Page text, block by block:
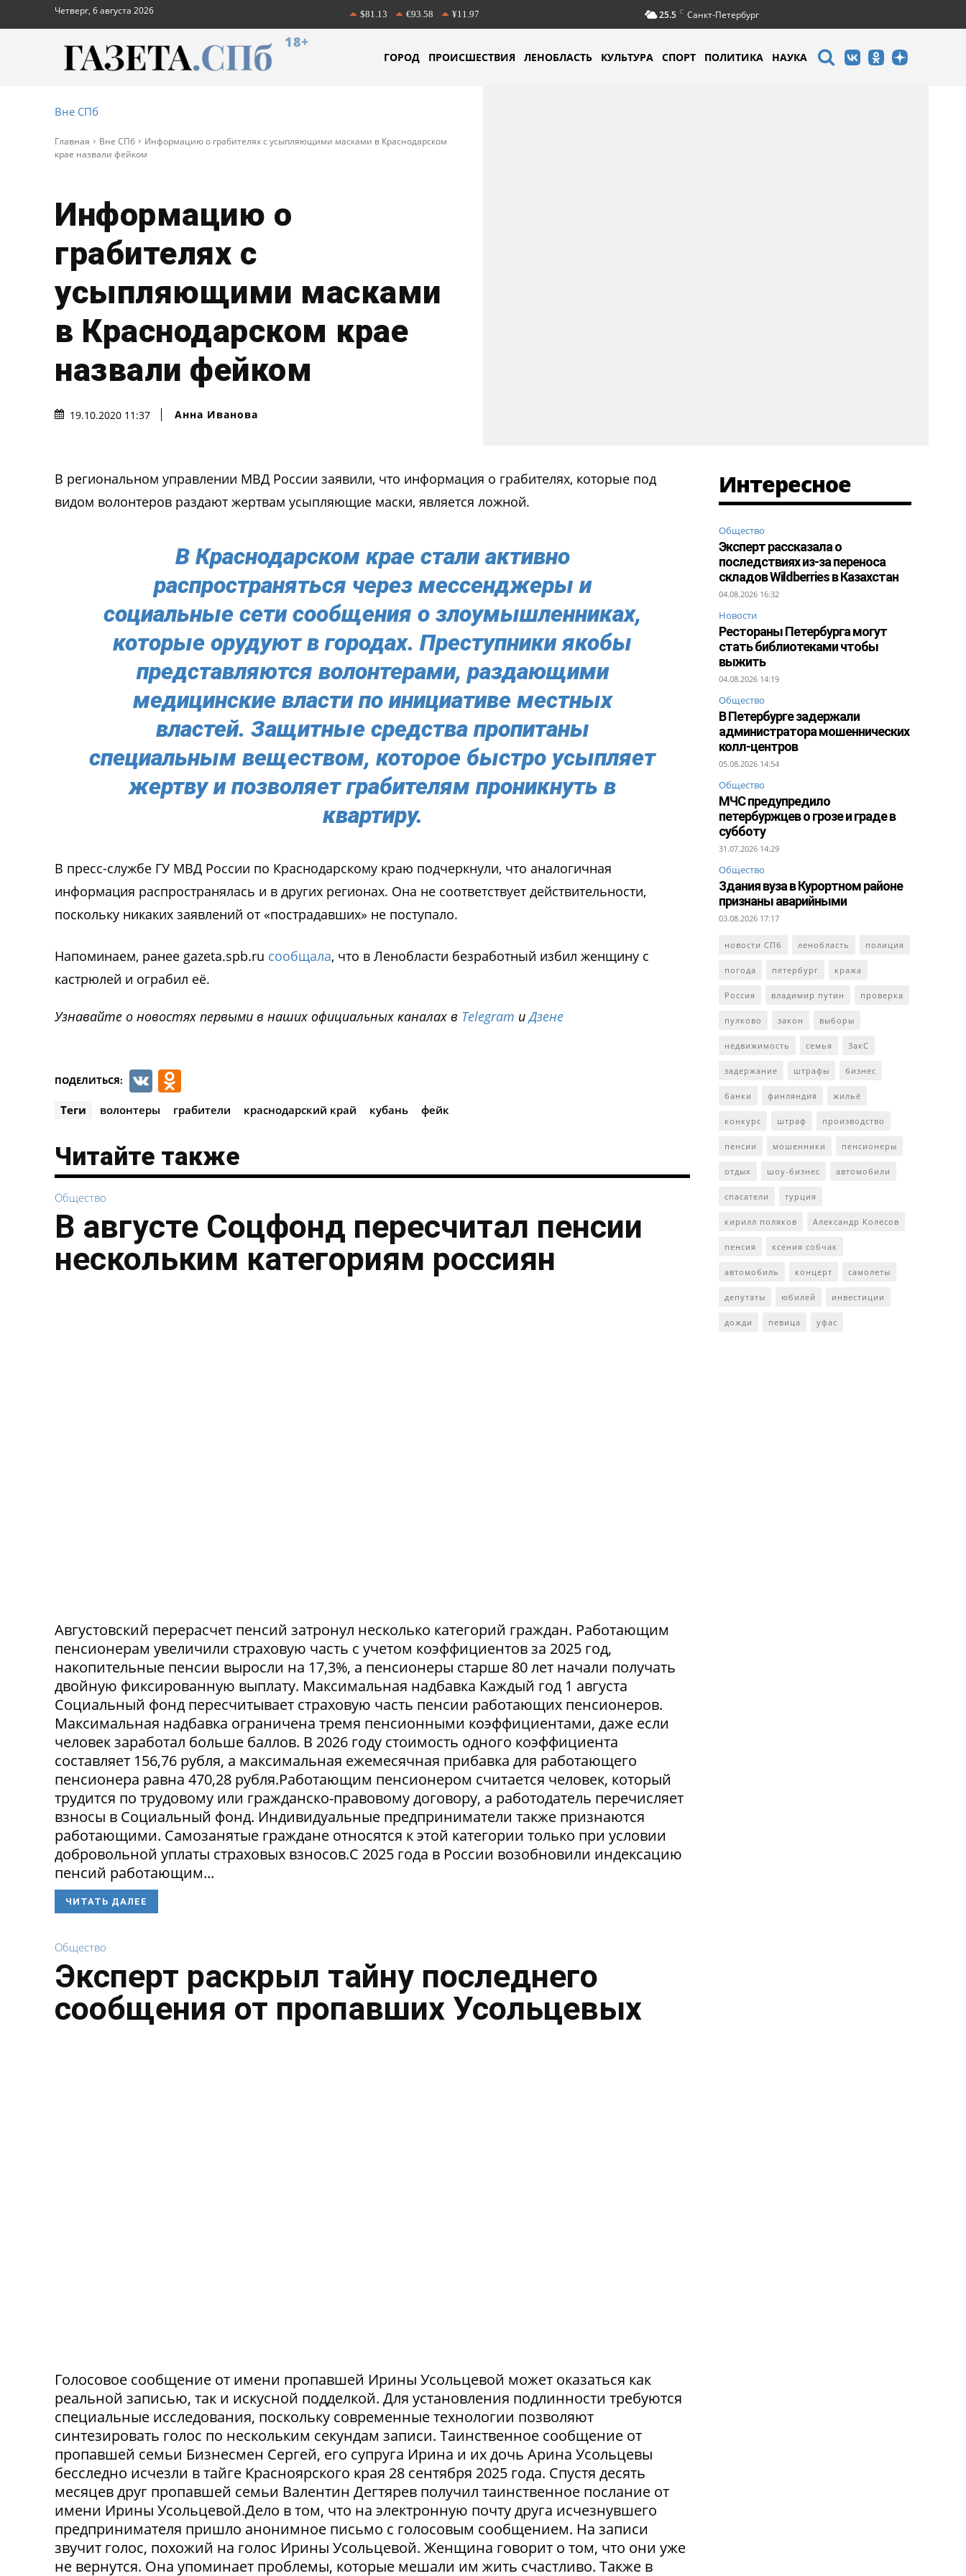
Четверг, 6 августа 2026 $81.13 €93.58 ¥11.97 25.5 C Санкт-Петербург
18+
ГОРОД ПРОИСШЕСТВИЯ ЛЕНОБЛАСТЬ КУЛЬТУРА СПОРТ ПОЛИТИКА НАУКА
Вне СПб
Главная Вне СПб
Информацию о грабителях с усыпляющими масками в Краснодарском
крае назвали фейком
Информацию о
грабителях с
усыпляющими масками
в Краснодарском крае
назвали фейком
19.10.2020 11:37 Анна Иванова
В региональном управлении МВД России заявили, что информация о грабителях, которые под
видом волонтеров раздают жертвам усыпляющие маски, является ложной.
В Краснодарском крае стали активно
распространяться через мессенджеры и
социальные сети сообщения о злоумышленниках,
которые орудуют в городах. Преступники якобы
представляются волонтерами, раздающими
медицинские власти по инициативе местных
властей. Защитные средства пропитаны
специальным веществом, которое быстро усыпляет
жертву и позволяет грабителям проникнуть в
квартиру.
В пресс-службе ГУ МВД России по Краснодарскому краю подчеркнули, что аналогичная
информация распространялась и в других регионах. Она не соответствует действительности,
поскольку никаких заявлений от «пострадавших» не поступало.
Напоминаем, ранее gazeta.spb.ru сообщала, что в Ленобласти безработный избил женщину с
кастрюлей и ограбил её.
Узнавайте о новостях первыми в наших официальных каналах в Telegram иДзене
ПОДЕЛИТЬСЯ: VK
Теги волонтеры грабители краснодарский край кубань фейк
Читайте также
Общество
В августе Соцфонд пересчитал пенсии
нескольким категориям россиян
Августовский перерасчет пенсий затронул несколько категорий граждан. Работающим
пенсионерам увеличили страховую часть с учетом коэффициентов за 2025 год,
накопительные пенсии выросли на 17,3%, а пенсионеры старше 80 лет начали получать
двойную фиксированную выплату. Максимальная надбавка Каждый год 1 августа
Социальный фонд пересчитывает страховую часть пенсии работающих пенсионеров.
Максимальная надбавка ограничена тремя пенсионными коэффициентами, даже если
человек заработал больше баллов. В 2026 году стоимость одного коэффициента
составляет 156,76 рубля, а максимальная ежемесячная прибавка для работающего
пенсионера равна 470,28 рубля.Работающим пенсионером считается человек, который
трудится по трудовому или гражданско-правовому договору, а работодатель перечисляет
взносы в Социальный фонд. Индивидуальные предприниматели также признаются
работающими. Самозанятые граждане относятся к этой категории только при условии
добровольной уплаты страховых взносов.С 2025 года в России возобновили индексацию
пенсий работающим...
ЧИТАТЬ ДАЛЕЕ
Общество
Эксперт раскрыл тайну последнего
сообщения от пропавших Усольцевых
Голосовое сообщение от имени пропавшей Ирины Усольцевой может оказаться как
реальной записью, так и искусной подделкой. Для установления подлинности требуются
специальные исследования, поскольку современные технологии позволяют
синтезировать голос по нескольким секундам записи. Таинственное сообщение от
пропавшей семьи Бизнесмен Сергей, его супруга Ирина и их дочь Арина Усольцевы
бесследно исчезли в тайге Красноярского края 28 сентября 2025 года. Спустя десять
месяцев друг пропавшей семьи Валентин Дегтярев получил таинственное послание от
имени Ирины Усольцевой.Дело в том, что на электронную почту друга исчезнувшего
предпринимателя пришло анонимное письмо с голосовым сообщением. На записи
звучит голос, похожий на голос Ирины Усольцевой. Женщина говорит о том, что они уже
не вернутся. Она упоминает проблемы, которые мешали им жить счастливо. Также в
Интересное
Общество
Эксперт рассказала о
последствиях из-за переноса
складов Wildberries в Казахстан
04.08.2026 16:32
Новости
Рестораны Петербурга могут
стать библиотеками чтобы
выжить
04.08.2026 14:19
Общество
В Петербурге задержали
администратора мошеннических
колл-центров
05.08.2026 14:54
Общество
МЧС предупредило
петербуржцев о грозе и граде в
субботу
31.07.2026 14:29
Общество
Здания вуза в Курортном районе
признаны аварийными
03.08.2026 17:17
новости СПб ленобласть полиция
погода петербург кража
Россия владимир путин проверка
пулково закон выборы
недвижимость семья ЗакС
задержание штрафы бизнес
банки финляндия жильё
конкурс штраф производство
пенсии мошенники пенсионеры
отдых шоу-бизнес автомобили
спасатели турция
кирилл поляков Александр Колесов
пенсия ксения собчак
автомобиль концерт самолеты
депутаты юбилей инвестиции
дожди певица уфас